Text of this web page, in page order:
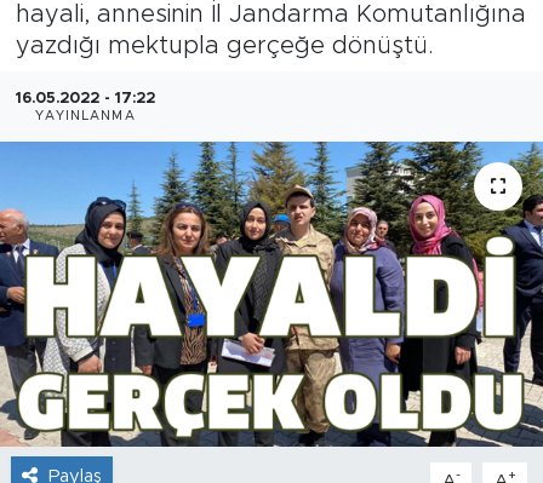
hayali, annesinin İl Jandarma Komutanlığına
yazdığı mektupla gerçeğe dönüştü.
16.05.2022 - 17:22
YAYINLANMA
Paylaş - +
Güncel
Kültür
İş İlanları
Dünya
Spor
Yazıhan
Kuluncak